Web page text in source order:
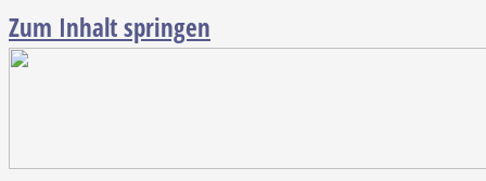
Zum Inhalt springen